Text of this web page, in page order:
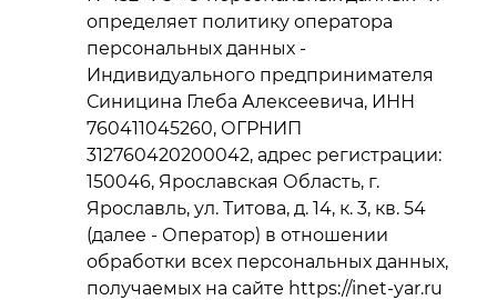
определяет политику оператора
персональных данных -
Индивидуального предпринимателя
Синицина Глеба Алексеевича, ИНН
760411045260, ОГРНИП
312760420200042, адрес регистрации:
150046, Ярославская Область, г.
Ярославль, ул. Титова, д. 14, к. 3, кв. 54
(далее - Оператор) в отношении
обработки всех персональных данных,
получаемых на сайте https://inet-yar.ru